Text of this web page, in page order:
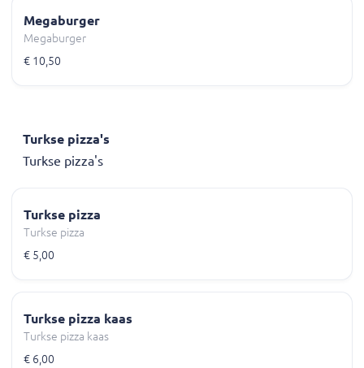
Megaburger
Megaburger
€ 10,50
Turkse pizza's
Turkse pizza's
Turkse pizza
Turkse pizza
€ 5,00
Turkse pizza kaas
Turkse pizza kaas
€ 6,00